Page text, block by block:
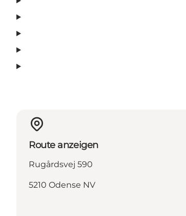
Route anzeigen
Rugårdsvej 590
5210 Odense NV